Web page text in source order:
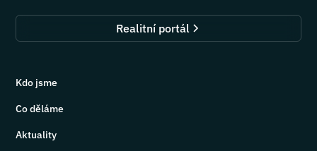
Realitní portál
Kdo jsme
Co děláme
Aktuality